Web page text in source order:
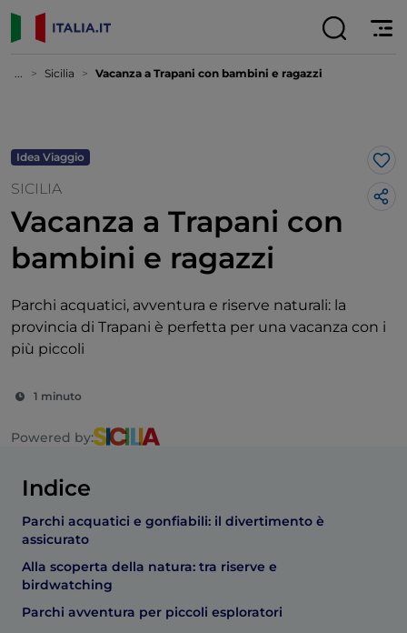
... Sicilia Vacanza a Trapani con bambini e ragazzi
Idea Viaggio
SICILIA
Vacanza a Trapani con
bambini e ragazzi
Parchi acquatici, avventura e riserve naturali: la
provincia di Trapani è perfetta per una vacanza con i
più piccoli
1 minuto
Powered by:
Indice
Parchi acquatici e gonfiabili: il divertimento è
assicurato
Alla scoperta della natura: tra riserve e
birdwatching
Parchi avventura per piccoli esploratori